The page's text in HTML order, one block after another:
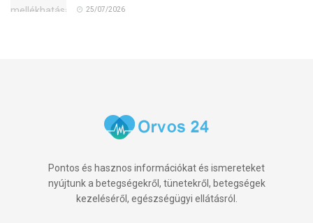
25/07/2026
Pontos és hasznos információkat és ismereteket
nyújtunk a betegségekről, tünetekről, betegségek
kezeléséről, egészségügyi ellátásról.